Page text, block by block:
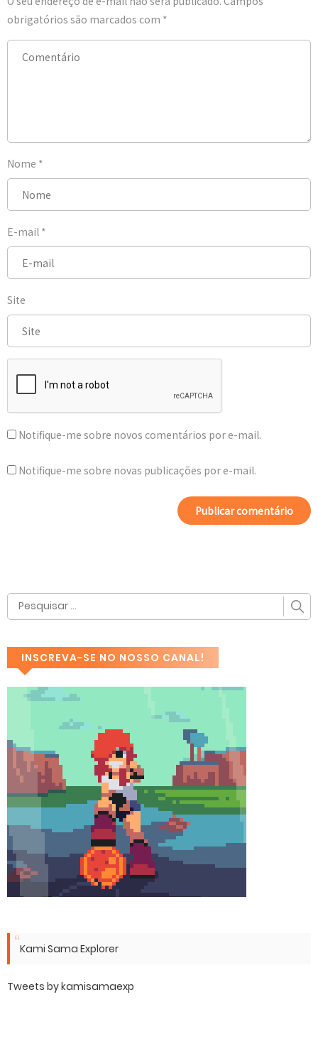
obrigatórios são marcados com *
Nome *
E-mail *
Site
Notifique-me sobre novos comentários por e-mail.
Notifique-me sobre novas publicações por e-mail.
INSCREVA-SE NO NOSSO CANAL!
Kami Sama Explorer
Tweets by kamisamaexp